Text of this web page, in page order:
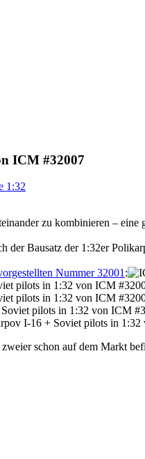
ICM #32007
1:32
zu kombinieren –
der Bausatz der 1:32er
Nummer 32001:
schon auf dem Markt